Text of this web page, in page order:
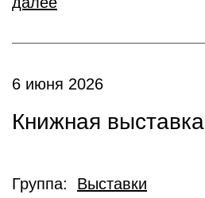
6 июня 2026
Книжная выставка
Группа: Выставки